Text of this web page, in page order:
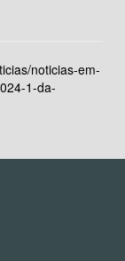
noticias-em-
1-da-